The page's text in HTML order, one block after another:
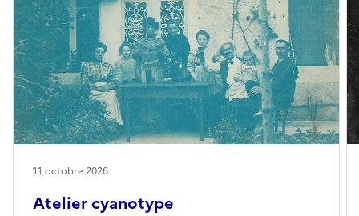
Atelier cyanotype
11 octobre 2026